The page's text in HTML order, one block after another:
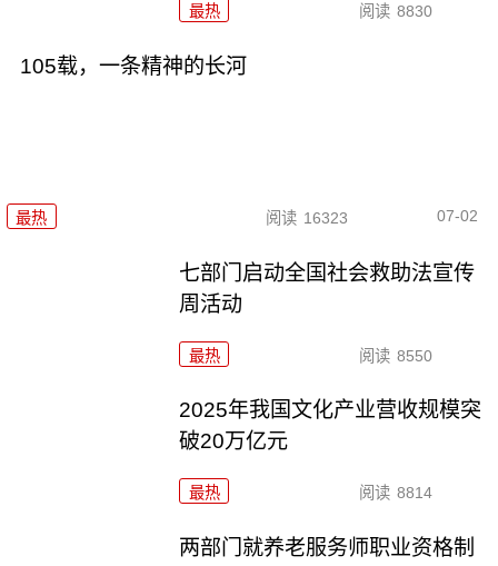
最热 阅读 8830
105载，一条精神的长河
最热 阅读 16323 07-02
七部门启动全国社会救助法宣传
周活动
最热 阅读 8550
2025年我国文化产业营收规模突
破20万亿元
最热 阅读 8814
两部门就养老服务师职业资格制